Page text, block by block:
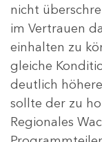
nicht
im Vertrauen
einhalten zu
gleiche
deutlich
sollte der zu
Regionales